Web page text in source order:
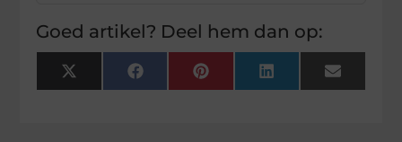
Goed artikel? Deel hem dan op:
X
(Twitter)
FacebookPinterest LinkedIn Email